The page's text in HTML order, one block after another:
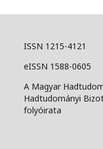
ISSN 1215-4121
eISSN 1588-0605
A Magyar
Hadtudományi
folyóirata